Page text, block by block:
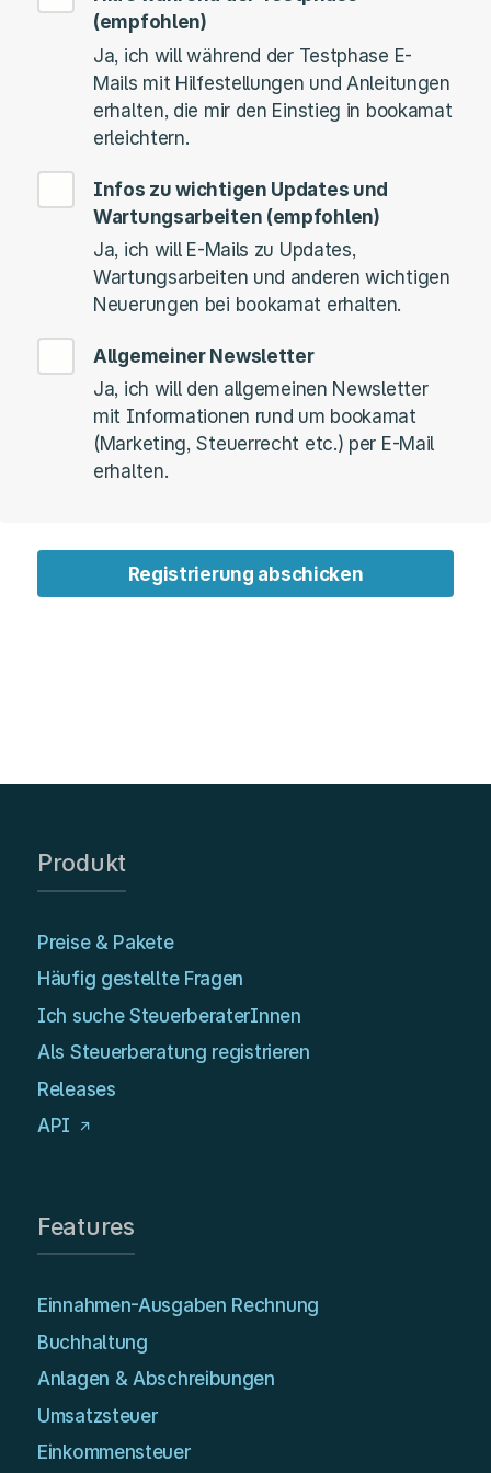
(empfohlen)
Ja, ich will während der Testphase E-
Mails mit Hilfestellungen und Anleitungen
erhalten, die mir den Einstieg in bookamat
erleichtern.
Infos zu wichtigen Updates und
Wartungsarbeiten (empfohlen)
Ja, ich will E-Mails zu Updates,
Wartungsarbeiten und anderen wichtigen
Neuerungen bei bookamat erhalten.
Allgemeiner Newsletter
Ja, ich will den allgemeinen Newsletter
mit Informationen rund um bookamat
(Marketing, Steuerrecht etc.) per E-Mail
erhalten.
Registrierung abschicken
Produkt
Preise & Pakete
Häufig gestellte Fragen
Ich suche SteuerberaterInnen
Als Steuerberatung registrieren
Releases
API
Features
Einnahmen-Ausgaben Rechnung
Buchhaltung
Anlagen & Abschreibungen
Umsatzsteuer
Einkommensteuer